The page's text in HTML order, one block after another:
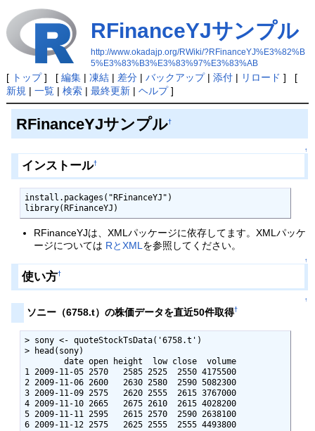
RFinanceYJサンプル
http://www.okadajp.org/RWiki/?RFinanceYJ%E3%82%B
5%E3%83%B3%E3%83%97%E3%83%AB
[ トップ] [ 編集| 凍結| 差分| バックアップ| 添付| リロード ] [
新規 | 一覧| 検索| 最終更新| ヘルプ]
RFinanceYJサンプル†
↑
インストール†
install.packages("RFinanceYJ")
library(RFinanceYJ)
RFinanceYJは、XMLパッケージに依存してます。XMLパッケ
ージについては RとXMLを参照してください。
↑
使い方†
↑
ソニー（6758.t）の株価データを直近50件取得†
> sony <- quoteStockTsData('6758.t')
> head(sony)
1 2009-11-05 2570   2585 2525  2550 4175500
2 2009-11-06 2600   2630 2580  2590 5082300
3 2009-11-09 2575   2620 2555  2615 3767000
4 2009-11-10 2665   2675 2610  2615 4028200
5 2009-11-11 2595   2615 2570  2590 2638100
6 2009-11-12 2575   2625 2555  2555 4493800